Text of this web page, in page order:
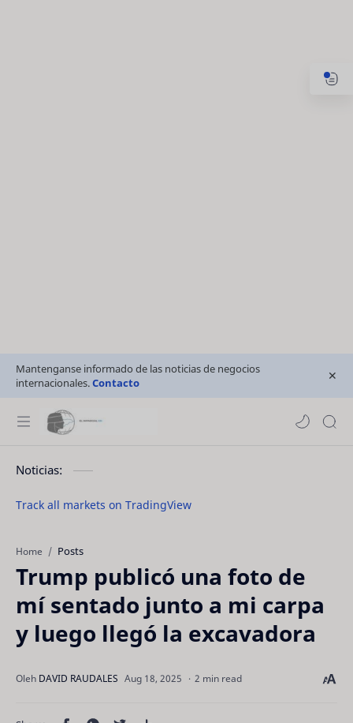
Mantenganse informado de las noticias de negocios
internacionales.Contacto
Noticias:
Track all markets on TradingView
Home Posts
Trump publicó una foto de
mí sentado junto a mi carpa
y luego llegó la excavadora
2 min read